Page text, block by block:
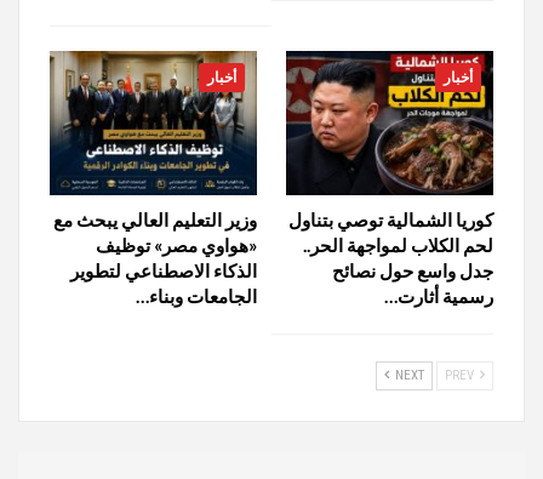
أخبار
كوريا الشمالية توصي بتناول
لحم الكلاب لمواجهة الحر..
جدل واسع حول نصائح
رسمية أثارت…
أخبار
وزير التعليم العالي يبحث مع
«هواوي مصر» توظيف
الذكاء الاصطناعي لتطوير
الجامعات وبناء…
NEXT